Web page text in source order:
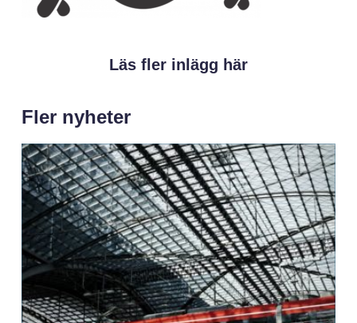
Läs fler inlägg här
Fler nyheter